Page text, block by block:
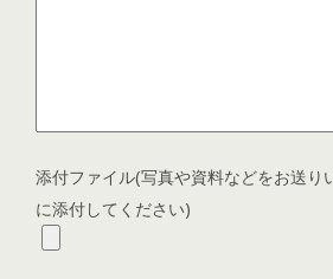
添付ファイル(写真や資料などをお送り
に添付してください)